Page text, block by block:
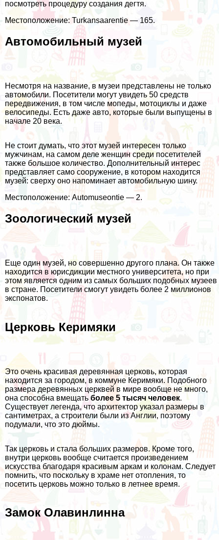
посмотреть процедуру создания дегтя.
Местоположение: Turkansaarentie — 165.
Автомобильный музей
Несмотря на название, в музеи представлены не только
автомобили. Посетители могут увидеть 50 средств
передвижения, в том числе мопеды, мотоциклы и даже
велосипеды. Есть даже авто, которые были выпущены в
начале 20 века.
Не стоит думать, что этот музей интересен только
мужчинам, на самом деле женщин среди посетителей
также большое количество. Дополнительный интерес
представляет само сооружение, в котором находится
музей: сверху оно напоминает автомобильную шину.
Местоположение: Automuseontie — 2.
Зоологический музей
Еще один музей, но совершенно другого плана. Он также
находится в юрисдикции местного университета, но при
этом является одним из самых больших подобных музеев
в стране. Посетители смогут увидеть более 2 миллионов
экспонатов.
Церковь Керимяки
Это очень красивая деревянная церковь, которая
находится за городом, в коммуне Керимяки. Подобного
размера деревянных церквей в мире вообще не много,
она способна вмещать более 5 тысяч человек.
Существует легенда, что архитектор указал размеры в
сантиметрах, а строители были из Англии, поэтому
подумали, что это дюймы.
Так церковь и стала больших размеров. Кроме того,
внутри церковь вообще считается произведением
искусства благодаря красивым аркам и колонам. Следует
помнить, что поскольку в храме нет отопления, то
посетить церковь можно только в летнее время.
Замок Олавинлинна